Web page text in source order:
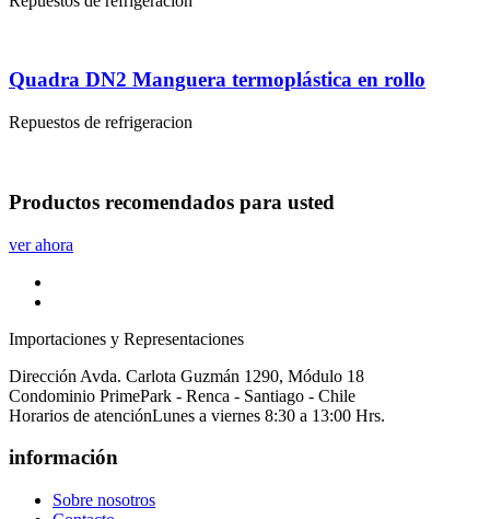
Quadra DN2 Manguera termoplástica en rollo
Repuestos de refrigeracion
Productos recomendados para usted
ver ahora
Importaciones y Representaciones
Dirección Avda. Carlota Guzmán 1290, Módulo 18
Condominio PrimePark - Renca - Santiago - Chile
Horarios de atenciónLunes a viernes 8:30 a 13:00 Hrs.
información
Sobre nosotros